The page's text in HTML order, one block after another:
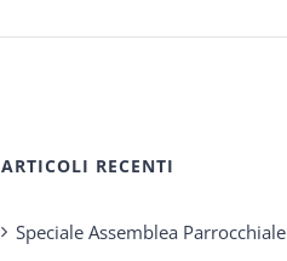
ARTICOLI RECENTI
Speciale Assemblea Parrocchiale